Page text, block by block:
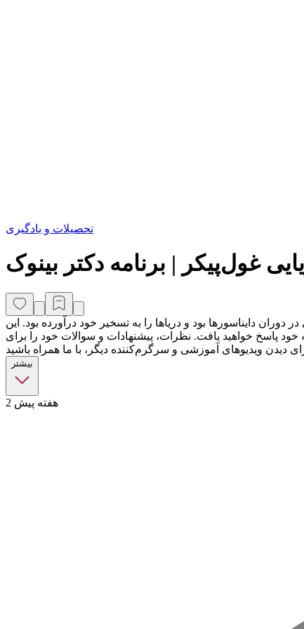
تحصیلات و یادگیری
غول‌پیکر | برنامه دکتر بینوک
دایناسورها بود و دریاها را به تسخیر خود درآورده بود. این
پاسخ خواهید یافت. نظرات، پیشنهادات و سوالات خود را برای
بیشتر
2 هفته پیش